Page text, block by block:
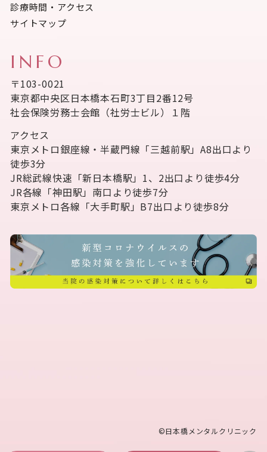
診療時間・アクセス
サイトマップ
INFO
〒103-0021
東京都中央区日本橋本石町3丁目2番12号
社会保険労務士会館（社労士ビル）１階
アクセス
東京メトロ銀座線・半蔵門線「三越前駅」A8出口より
徒歩3分
JR総武線快速「新日本橋駅」1、2出口より徒歩4分
JR各線「神田駅」南口より徒歩7分
東京メトロ各線「大手町駅」B7出口より徒歩8分
©︎日本橋メンタルクリニック